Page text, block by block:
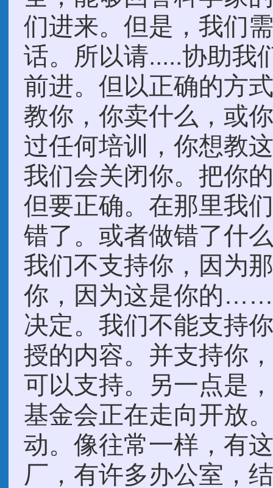
们进来。但是，我们
话。所以请.....协助我
前进。但以正确的
教你，你卖什么，或
过任何培训，你想教
我们会关闭你。把你
但要正确。在那里我
错了。或者做错了什
我们不支持你，因为
你，因为这是你的
决定。我们不能支持
授的内容。并支持你
可以支持。另一点是
基金会正在走向开放
动。像往常一样，有
厂，有许多办公室，